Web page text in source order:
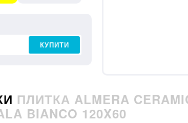
КУПИТИ
ПЛИТКА ALMERA
BIANCO 120X60